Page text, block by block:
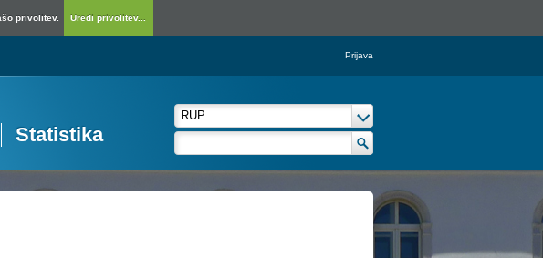
privolitev. Uredi privolitev...
Prijava
Statistika